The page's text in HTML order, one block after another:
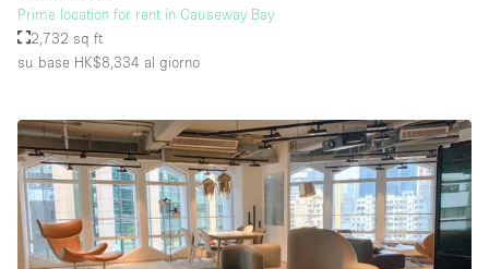
Prime location for rent in Causeway Bay
2,732 sq ft
su base HK$8,334 al giorno